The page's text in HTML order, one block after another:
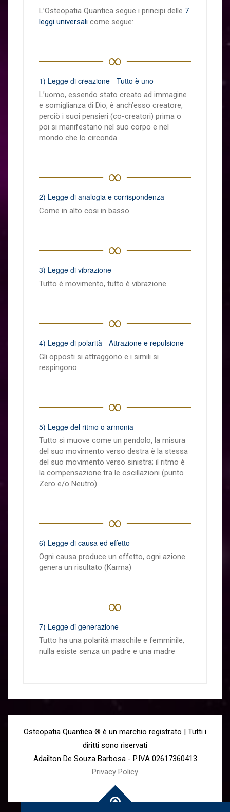
L’Osteopatia Quantica segue i principi delle 7
leggi universali come segue:
∞
1) Legge di creazione - Tutto è uno
L’uomo, essendo stato creato ad immagine
e somiglianza di Dio, è anch’esso creatore,
perciò i suoi pensieri (co-creatori) prima o
poi si manifestano nel suo corpo e nel
mondo che lo circonda
∞
2) Legge di analogia e corrispondenza
Come in alto cosi in basso
∞
3) Legge di vibrazione
Tutto è movimento, tutto è vibrazione
∞
4) Legge di polarità - Attrazione e repulsione
Gli opposti si attraggono e i simili si
respingono
∞
5) Legge del ritmo o armonia
Tutto si muove come un pendolo, la misura
del suo movimento verso destra è la stessa
del suo movimento verso sinistra; il ritmo è
la compensazione tra le oscillazioni (punto
Zero e/o Neutro)
∞
6) Legge di causa ed effetto
Ogni causa produce un effetto, ogni azione
genera un risultato (Karma)
∞
7) Legge di generazione
Tutto ha una polarità maschile e femminile,
nulla esiste senza un padre e una madre
Osteopatia Quantica ® è un marchio registrato | Tutti i
diritti sono riservati
Adailton De Souza Barbosa - P.IVA 02617360413
Privacy Policy